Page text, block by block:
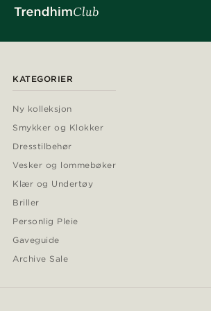
KATEGORIER
Ny kolleksjon
Smykker og Klokker
Dresstilbehør
Vesker og lommebøker
Klær og Undertøy
Briller
Personlig Pleie
Gaveguide
Archive Sale